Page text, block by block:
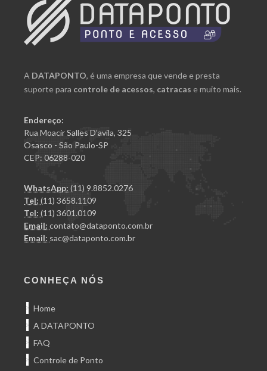
A DATAPONTO, é uma empresa que vende e presta
suporte para controle de acessos, catracas e muito mais.
Endereço:
Rua Moacir Salles D’avila, 325
Osasco - São Paulo-SP
CEP: 06288-020
WhatsApp: (11) 9.8852.0276
Tel: (11) 3658.1109
Tel: (11) 3601.0109
Email: contato@dataponto.com.br
Email: sac@dataponto.com.br
CONHEÇA NÓS
Home
A DATAPONTO
FAQ
Controle de Ponto